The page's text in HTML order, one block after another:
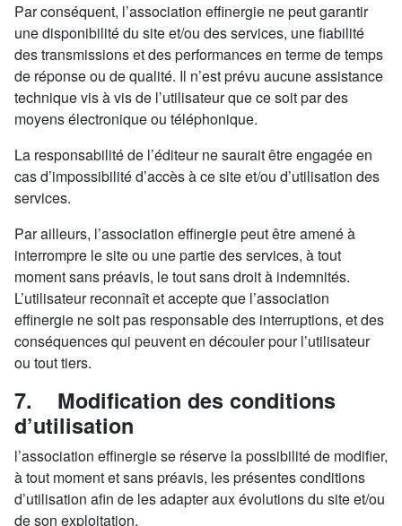
Par conséquent, l’association effinergie ne peut garantir
une disponibilité du site et/ou des services, une fiabilité
des transmissions et des performances en terme de temps
de réponse ou de qualité. Il n’est prévu aucune assistance
technique vis à vis de l’utilisateur que ce soit par des
moyens électronique ou téléphonique.
La responsabilité de l’éditeur ne saurait être engagée en
cas d’impossibilité d’accès à ce site et/ou d’utilisation des
services.
Par ailleurs, l’association effinergie peut être amené à
interrompre le site ou une partie des services, à tout
moment sans préavis, le tout sans droit à indemnités.
L’utilisateur reconnaît et accepte que l’association
effinergie ne soit pas responsable des interruptions, et des
conséquences qui peuvent en découler pour l’utilisateur
ou tout tiers.
7. Modification des conditions
d’utilisation
l’association effinergie se réserve la possibilité de modifier,
à tout moment et sans préavis, les présentes conditions
d’utilisation afin de les adapter aux évolutions du site et/ou
de son exploitation.